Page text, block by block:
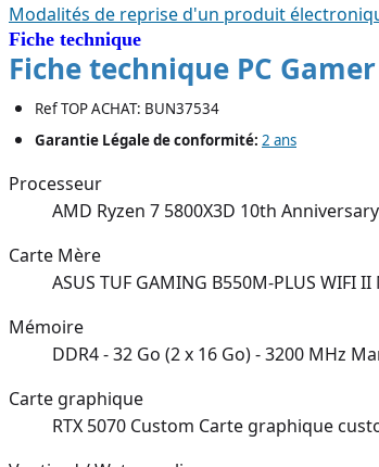
Fiche technique
Modalités de reprise d'un produit
Fiche technique PC Gamer
Ref TOP ACHAT: BUN37534
Garantie Légale de conformité: 2 ans
Processeur
AMD Ryzen 7 5800X3D 10th
Carte Mère
ASUS TUF GAMING B550M-PLUS WIFI
Mémoire
DDR4 - 32 Go (2 x 16 Go) - 3200 MHz
Carte graphique
RTX 5070 Custom Carte graphique